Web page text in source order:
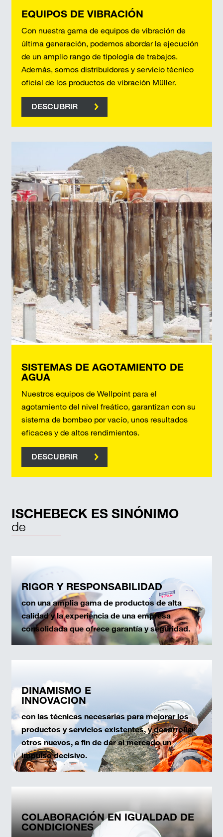
EQUIPOS DE VIBRACIÓN
Con nuestra gama de equipos de vibración de
última generación, podemos abordar la ejecución
de un amplio rango de tipología de trabajos.
Además, somos distribuidores y servicio técnico
oficial de los productos de vibración Müller.
DESCUBRIR
SISTEMAS DE AGOTAMIENTO DE
AGUA
Nuestros equipos de Wellpoint para el
agotamiento del nivel freático, garantizan con su
sistema de bombeo por vacío, unos resultados
eficaces y de altos rendimientos.
DESCUBRIR
ISCHEBECK ES SINÓNIMO
de
RIGOR Y RESPONSABILIDAD
con una amplia gama de productos de alta
calidad y la experiencia de una empresa
consolidada que ofrece garantía y seguridad.
DINAMISMO E
INNOVACION
con las técnicas necesarias para mejorar los
productos y servicios existentes, y desarrollar
otros nuevos, a fin de dar al mercado un
impulso decisivo.
COLABORACIÓN EN IGUALDAD DE
CONDICIONES